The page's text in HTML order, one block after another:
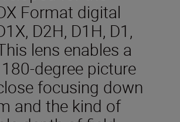
Format digital
D2H, D1H, D1,
lens enables a
degree picture
focusing down
and the kind of